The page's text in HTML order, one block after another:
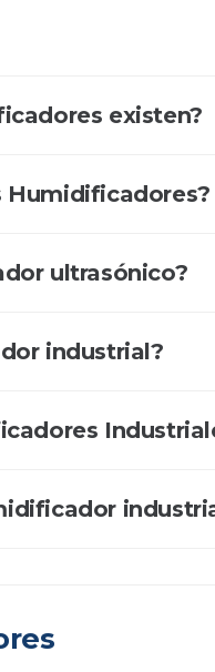
existen?
Humidificadores?
ultrasónico?
industrial?